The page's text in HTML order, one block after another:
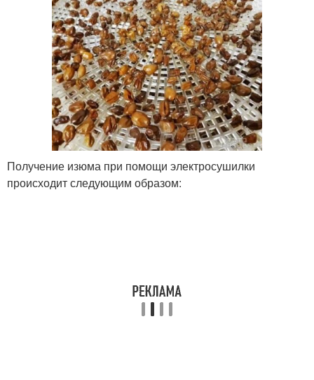
Получение изюма при помощи электросушилки
происходит следующим образом: